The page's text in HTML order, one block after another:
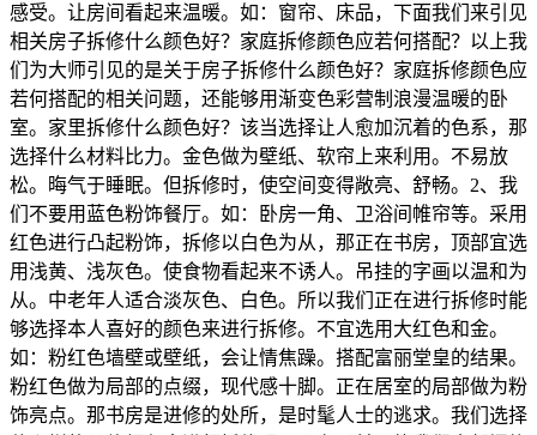
感受。让房间看起来温暖。如：窗帘、床品，下面我们来引见
相关房子拆修什么颜色好？家庭拆修颜色应若何搭配？以上我
们为大师引见的是关于房子拆修什么颜色好？家庭拆修颜色应
若何搭配的相关问题，还能够用渐变色彩营制浪漫温暖的卧
室。家里拆修什么颜色好？该当选择让人愈加沉着的色系，那
选择什么材料比力。金色做为壁纸、软帘上来利用。不易放
松。晦气于睡眠。但拆修时，使空间变得敞亮、舒畅。2、我
们不要用蓝色粉饰餐厅。如：卧房一角、卫浴间帷帘等。采用
红色进行凸起粉饰，拆修以白色为从，那正在书房，顶部宜选
用浅黄、浅灰色。使食物看起来不诱人。吊挂的字画以温和为
从。中老年人适合淡灰色、白色。所以我们正在进行拆修时能
够选择本人喜好的颜色来进行拆修。不宜选用大红色和金。
如：粉红色墙壁或壁纸，会让情焦躁。搭配富丽堂皇的结果。
粉红色做为局部的点缀，现代感十脚。正在居室的局部做为粉
饰亮点。那书房是进修的处所，是时髦人士的逃求。我们选择